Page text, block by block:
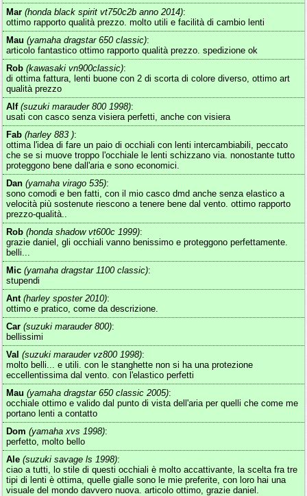
Mar (honda black spirit vt750c2b anno 2014):
ottimo rapporto qualità prezzo. molto utili e facilità di cambio lenti
Mau (yamaha dragstar 650 classic):
articolo fantastico ottimo rapporto qualità prezzo. spedizione ok
Rob (kawasaki vn900classic):
di ottima fattura, lenti buone con 2 di scorta di colore diverso, ottimo art
qualità prezzo
Alf (suzuki marauder 800 1998):
usati con casco senza visiera perfetti, anche con visiera
Fab (harley 883 ):
ottima l'idea di fare un paio di occhiali con lenti intercambiabili, peccato
che se si muove troppo l'occhiale le lenti schizzano via. nonostante tutto
proteggono bene dall'aria e sono economici.
Dan (yamaha virago 535):
sono comodi e ben fatti, con il mio casco dmd anche senza elastico a
velocità più sostenute riescono a tenere bene dal vento. ottimo rapporto
prezzo-qualità..
Rob (honda shadow vt600c 1999):
grazie daniel, gli occhiali vanno benissimo e proteggono perfettamente.
belli...
Mic (yamaha dragstar 1100 classic):
stupendi
Ant (harley sposter 2010):
ottimo e pratico, come da descrizione.
Car (suzuki marauder 800):
bellissimi
Val (suzuki marauder vz800 1998):
molto belli... e utili. con le stanghette non si ha una protezione
eccellentissima dal vento. con l'elastico perfetti
Mau (yamaha dragstar 650 classic 2005):
occhiale ottimo e valido dal punto di vista dell'aria per quelli che come me
portano lenti a contatto
Dom (yamaha xvs 1998):
perfetto, molto bello
Ale (suzuki savage ls 1998):
ciao a tutti, lo stile di questi occhiali è molto accattivante, la scelta fra tre
tipi di lenti è ottima, quelle gialle sono le mie preferite, con loro hai una
visuale del mondo davvero nuova. articolo ottimo, grazie daniel.